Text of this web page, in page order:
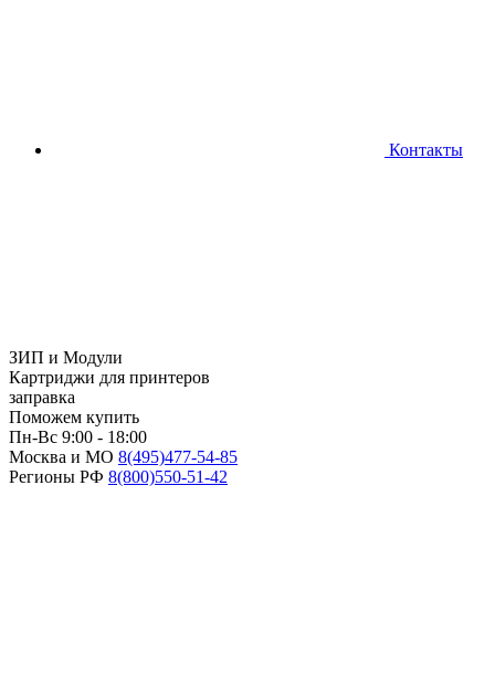
Контакты
ЗИП и Модули
Картриджи для принтеров
заправка
Поможем купить
Пн-Вс 9:00 - 18:00
Москва и МО 8(495)477-54-85
Регионы РФ 8(800)550-51-42